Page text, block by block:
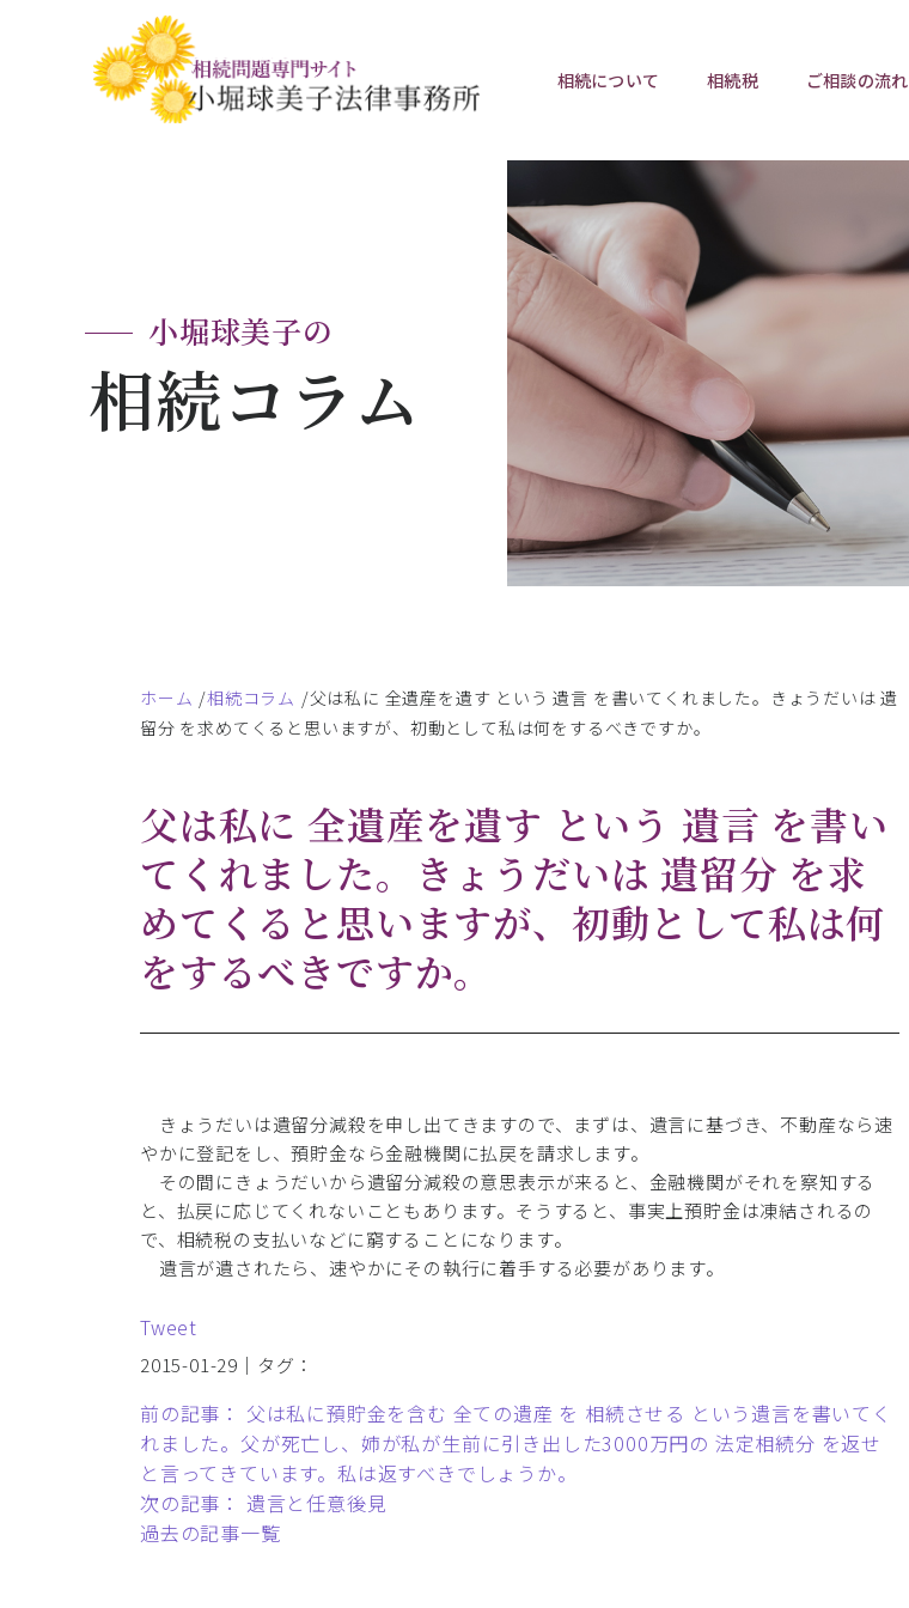
相続について
相続トラブルチェックリスト
相談関連書式ダウンロード 任意後見制度
相続税 ご相談の流れ
小堀球美子の
相続コラム
ホーム 相続コラム
父は私に 全遺産を遺す という 遺言 を書いてくれました。きょうだいは 遺
留分 を求めてくると思いますが、初動として私は何をするべきですか。
父は私に 全遺産を遺す という 遺言 を書い
てくれました。きょうだいは 遺留分 を求
めてくると思いますが、初動として私は何
をするべきですか。
きょうだいは遺留分減殺を申し出てきますので、まずは、遺言に基づき、不動産なら速
やかに登記をし、預貯金なら金融機関に払戻を請求します。
その間にきょうだいから遺留分減殺の意思表示が来ると、金融機関がそれを察知する
と、払戻に応じてくれないこともあります。そうすると、事実上預貯金は凍結されるの
で、相続税の支払いなどに窮することになります。
遺言が遺されたら、速やかにその執行に着手する必要があります。
Tweet
2015-01-29｜タグ：
前の記事： 父は私に預貯金を含む 全ての遺産 を 相続させる という遺言を書いてく
れました。父が死亡し、姉が私が生前に引き出した3000万円の 法定相続分 を返せ
と言ってきています。私は返すべきでしょうか。
次の記事： 遺言と任意後見
過去の記事一覧